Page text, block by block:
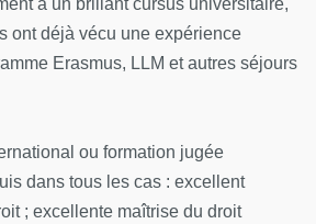
à un brillant cursus universitaire,
ont déjà vécu une expérience
Erasmus, LLM et autres séjours
ou formation jugée
dans tous les cas : excellent
; excellente maîtrise du droit